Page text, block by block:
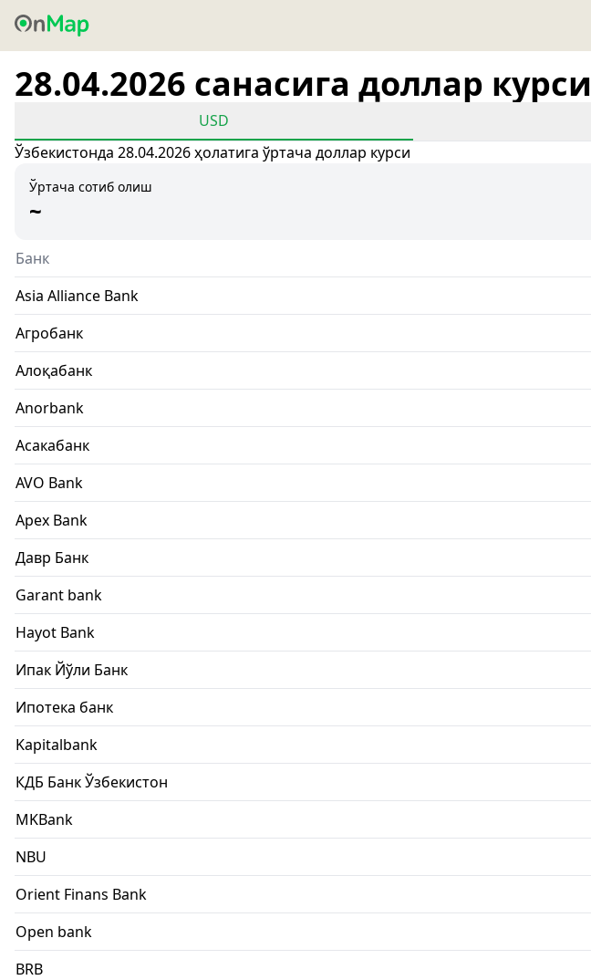
28.04.2026 санасига доллар курси
USD
Ўзбекистонда 28.04.2026 ҳолатига ўртача доллар курси
Ўртача сотиб олиш
~
Банк
Asia Alliance Bank
Агробанк
Алоқабанк
Anorbank
Асакабанк
AVO Bank
Apex Bank
Давр Банк
Garant bank
Hayot Bank
Ипак Йўли Банк
Ипотека банк
Kapitalbank
КДБ Банк Ўзбекистон
MKBank
NBU
Orient Finans Bank
Open bank
BRB